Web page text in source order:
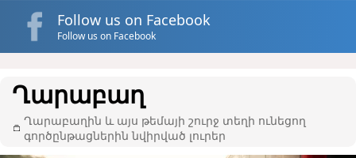
Follow us on Facebook
Follow us on Facebook
Ղարաբաղ
Ղարաբաղին և այս թեմայի շուրջ տեղի ունեցող
գործընթացներին նվիրված լուրեր